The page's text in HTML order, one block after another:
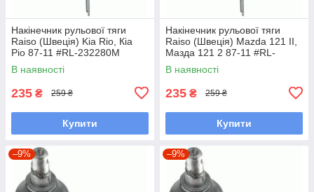
Накінечник рульової тяги
Raiso (Швеція) Kia Rio, Кіа
Ріо 87-11 #RL-232280M
UAYINBP7
В наявності
235 ₴ 259 ₴
Купити
Накінечник рульової тяги
Raiso (Швеція) Mazda 121 II,
Мазда 121 2 87-11 #RL-
232280M UAFKHJP7
В наявності
235 ₴ 259 ₴
Купити
–9% –9%